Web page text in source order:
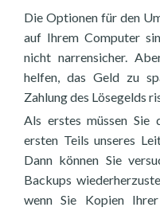
Die Optionen für den
auf Ihrem Computer
nicht narrensicher.
helfen, das Geld zu
Zahlung des Lösegelds
Als erstes müssen Sie
ersten Teils unseres
Dann können Sie
Backups
wenn Sie Kopien